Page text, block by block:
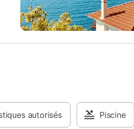
profiter des beaux jours Quartier
Commerces à 150 m - Ville de
km (accès par car), Nice 35 km
par le train de la vallée des
Italie (15 km) Activités : - Idéal
(devant le Spar) - Car - Train -
de garer des vélos sur le terrain.
remarques : - Linge de lit inclus,
autorisés Piscine